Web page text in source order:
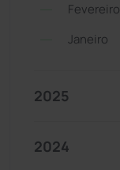
Fevereiro
Janeiro
2025
2024